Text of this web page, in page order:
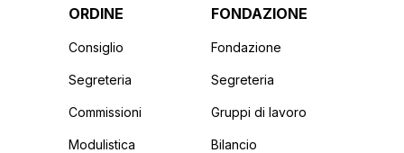
ORDINE
Consiglio
Segreteria
Commissioni
Modulistica
FONDAZIONE
Fondazione
Segreteria
Gruppi di lavoro
Bilancio